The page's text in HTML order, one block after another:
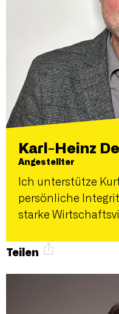
Karl-Heinz
Angestellter
Ich unterstütze
persönliche
starke
Teilen